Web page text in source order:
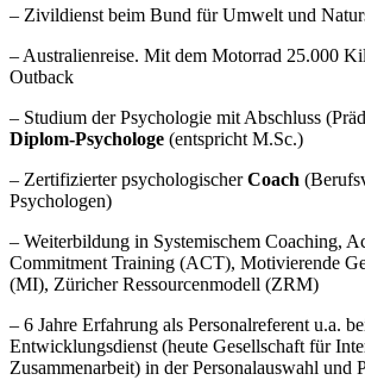
– Zivildienst beim Bund für Umwelt und
– Australienreise. Mit dem Motorrad 25.000
Outback
– Studium der Psychologie mit Abschluss
Diplom-Psychologe (entspricht M.Sc.)
– Zertifizierter psychologischerCoach
Psychologen)
– Weiterbildung in Systemischem Coaching,
Commitment Training (ACT), Motivierende
(MI), Züricher Ressourcenmodell (ZRM)
– 6 Jahre Erfahrung als Personalreferent u.a.
Entwicklungsdienst (heute Gesellschaft für
Zusammenarbeit) in der Personalauswahl und